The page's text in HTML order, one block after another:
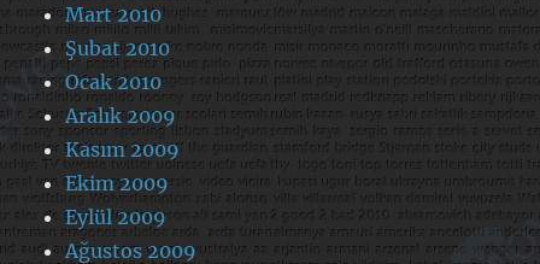
Mart 2010
Şubat 2010
Ocak 2010
Aralık 2009
Kasım 2009
Ekim 2009
Eylül 2009
Ağustos 2009